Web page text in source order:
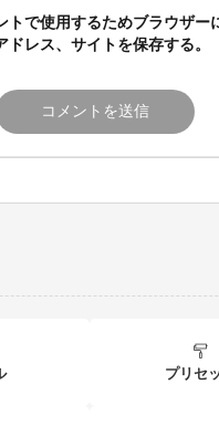
トで使用するためブラウザー
ドレス、サイトを保存する。
プリセ